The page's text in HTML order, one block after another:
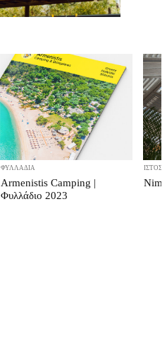
ΦΥΛΛΆΔΙΑ
Armenistis Camping |
Φυλλάδιο 2023